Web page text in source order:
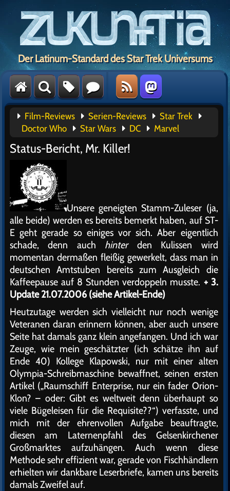
Der Latinum-Standard des Star Trek Universums
Film-Reviews Serien-Reviews
Star Trek
Doctor Who
Star Wars DC Marvel
Status-Bericht, Mr. Killer!
Unsere geneigten Stamm-Zuleser (ja,
alle beide) werden es bereits bemerkt haben, auf ST-
E geht gerade so einiges vor sich. Aber eigentlich
schade, denn auch hinterden Kulissen wird
momentan dermaßen fleißig gewerkelt, dass man in
deutschen Amtstuben bereits zum Ausgleich die
Kaffeepause auf 8 Stunden verdoppeln musste. + 3.
Update 21.07.2006 (siehe Artikel-Ende)
Heutzutage werden sich vielleicht nur noch wenige
Veteranen daran erinnern können, aber auch unsere
Seite hat damals ganz klein angefangen. Und ich war
Zeuge, wie mein geschätzter (ich schätze ihn auf
Ende 40) Kollege Klapowski, nur mit einer alten
Olympia-Schreibmaschine bewaffnet, seinen ersten
Artikel („Raumschiff Enterprise, nur ein fader Orion-
Klon? – oder: Gibt es weltweit denn überhaupt so
viele Bügeleisen für die Requisite??“) verfasste, und
mich mit der ehrenvollen Aufgabe beauftragte,
diesen am Laternenpfahl des Gelsenkirchener
Großmarktes aufzuhängen. Auch wenn diese
Methode sehr effizient war, gerade von Fischhändlern
erhielten wir dankbare Leserbriefe, kamen uns bereits
damals Zweifel auf.